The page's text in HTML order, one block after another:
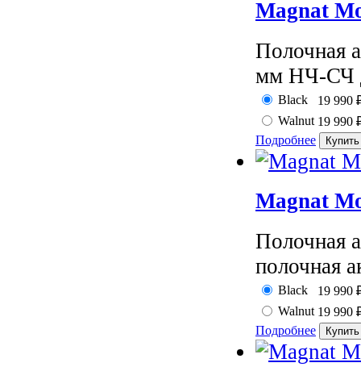
Magnat
Полочная
мм НЧ-СЧ
Black 19 990
Walnut 19 990
Подробнее
Magnat
Полочная
полочная
Black 19 990
Walnut 19 990
Подробнее